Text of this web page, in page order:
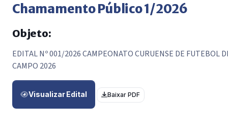
Chamamento Público 1/2026
Objeto:
EDITAL Nº 001/2026 CAMPEONATO CURUENSE DE FUTEBOL
CAMPO 2026
Visualizar Edital Baixar PDF